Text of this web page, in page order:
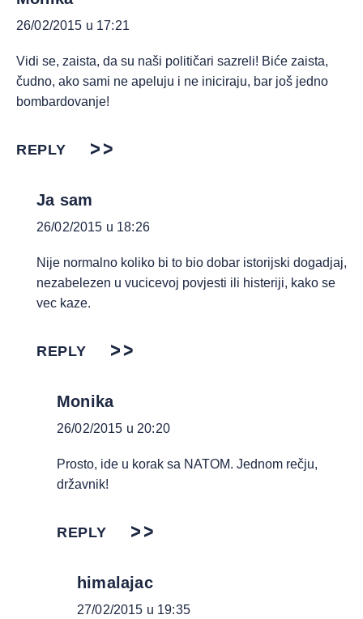
26/02/2015 u 17:21
Vidi se, zaista, da su naši političari sazreli! Biće zaista,
čudno, ako sami ne apeluju i ne iniciraju, bar još jedno
bombardovanje!
REPLY
Ja sam
26/02/2015 u 18:26
Nije normalno koliko bi to bio dobar istorijski dogadjaj,
nezabelezen u vucicevoj povjesti ili histeriji, kako se
vec kaze.
REPLY
Monika
26/02/2015 u 20:20
Prosto, ide u korak sa NATOM. Jednom rečju,
državnik!
REPLY
himalajac
27/02/2015 u 19:35